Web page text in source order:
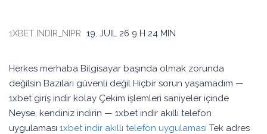
1XBET INDIR_NIPR 19. JUIL 26 9 H 24 MIN
Herkes merhaba Bilgisayar başında olmak zorunda
değilsin Bazıları güvenli değil Hiçbir sorun yaşamadım —
1xbet giriş indir kolay Çekim işlemleri saniyeler içinde
Neyse, kendiniz indirin — 1xbet indir akıllı telefon
uygulaması 1xbet indir akıllı telefon uygulaması Tek adres